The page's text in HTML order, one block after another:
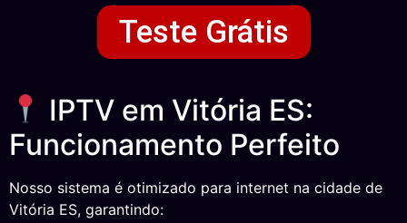
Teste Grátis
IPTV em Vitória ES:
Funcionamento Perfeito
Nosso sistema é otimizado para internet na cidade de
Vitória ES, garantindo: